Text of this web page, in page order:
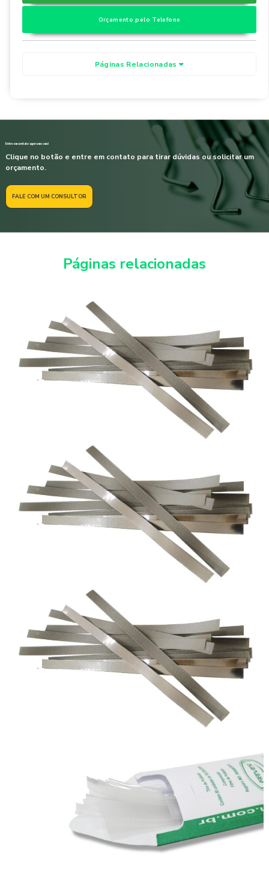
Orçamento pelo Telefone
Páginas Relacionadas
Entre em contato agora mesmo!
Clique no botão e entre em contato para tirar dúvidas ou solicitar um
orçamento.
FALE COM UM CONSULTOR
Páginas relacionadas